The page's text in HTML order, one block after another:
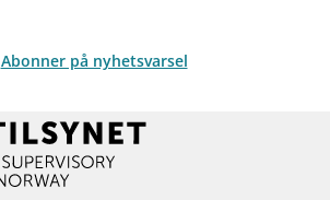
Abonner på nyhetsvarsel